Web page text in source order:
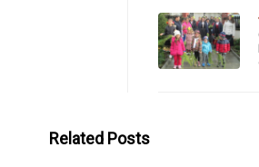
Related Posts